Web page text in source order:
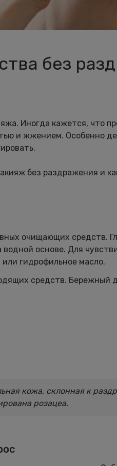
без
Иногда кажется, что
и жжением. Особенно
без раздражения и
очищающих средств.
основе. Для
гидрофильное масло.
средств. Бережный
кожа, склонная к
розацеа.